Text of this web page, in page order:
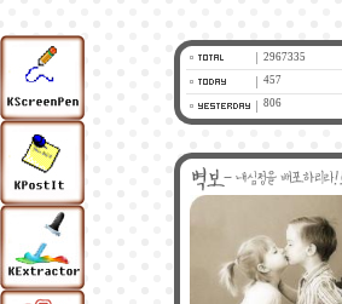
2967335
457
806